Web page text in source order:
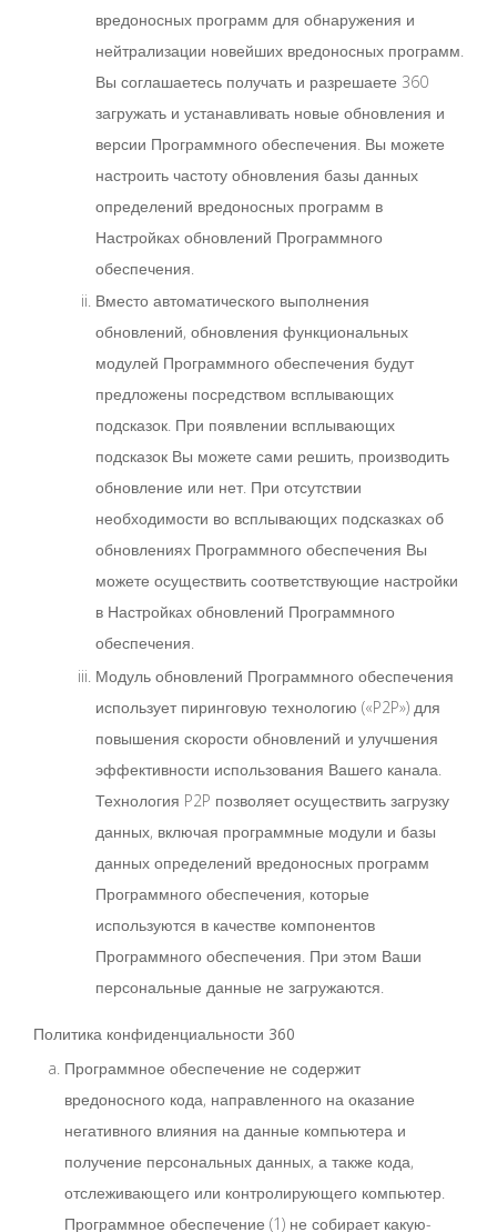
вредоносных программ для обнаружения и
нейтрализации новейших вредоносных программ.
Вы соглашаетесь получать и разрешаете 360
загружать и устанавливать новые обновления и
версии Программного обеспечения. Вы можете
настроить частоту обновления базы данных
определений вредоносных программ в
Настройках обновлений Программного
обеспечения.
Вместо автоматического выполнения
обновлений, обновления функциональных
модулей Программного обеспечения будут
предложены посредством всплывающих
подсказок. При появлении всплывающих
подсказок Вы можете сами решить, производить
обновление или нет. При отсутствии
необходимости во всплывающих подсказках об
обновлениях Программного обеспечения Вы
можете осуществить соответствующие настройки
в Настройках обновлений Программного
обеспечения.
Модуль обновлений Программного обеспечения
использует пиринговую технологию («P2P») для
повышения скорости обновлений и улучшения
эффективности использования Вашего канала.
Технология P2P позволяет осуществить загрузку
данных, включая программные модули и базы
данных определений вредоносных программ
Программного обеспечения, которые
используются в качестве компонентов
Программного обеспечения. При этом Ваши
персональные данные не загружаются.
Политика конфиденциальности 360
Программное обеспечение не содержит
вредоносного кода, направленного на оказание
негативного влияния на данные компьютера и
получение персональных данных, а также кода,
отслеживающего или контролирующего компьютер.
Программное обеспечение (1) не собирает какую-